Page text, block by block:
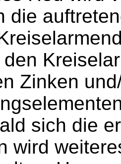
die
Zinken
sich die
wird